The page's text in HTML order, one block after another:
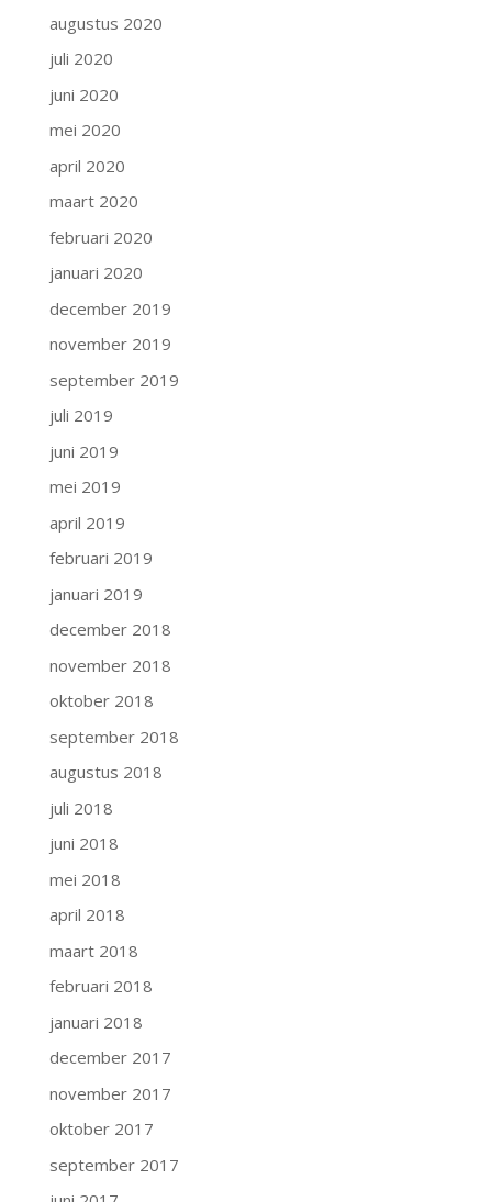
augustus 2020
juli 2020
juni 2020
mei 2020
april 2020
maart 2020
februari 2020
januari 2020
december 2019
november 2019
september 2019
juli 2019
juni 2019
mei 2019
april 2019
februari 2019
januari 2019
december 2018
november 2018
oktober 2018
september 2018
augustus 2018
juli 2018
juni 2018
mei 2018
april 2018
maart 2018
februari 2018
januari 2018
december 2017
november 2017
oktober 2017
september 2017